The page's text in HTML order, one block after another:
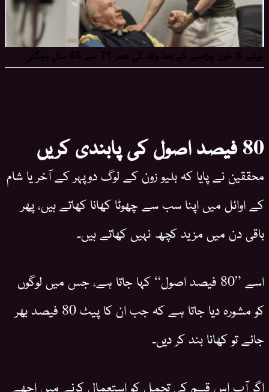
80 فیصد اصول کی پابندی کریں
محققین نے پایا کہ بلیو زون کے لوگ دوپہر کے آخر یا شام
کے اوائل میں اپنا سب سے چھوٹا کھانا کھاتے ہیں، پھر
باقی دن میں مزید کچھ نہیں کھاتے ہیں۔
اسے ”80 فیصد اصول“ کہا جاتا ہے، جس میں لوگوں
کو مشورہ دیا جاتا ہے کہ جب ان کا پیٹ 80 فیصد بھر
جائے تو کھانا بند کر دیں۔
اگر آپ اس قسم کی تحمل کو استعمال کرنے میں اچھے